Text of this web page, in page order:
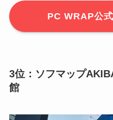
PC WRAP公
3位：ソフマップ
館